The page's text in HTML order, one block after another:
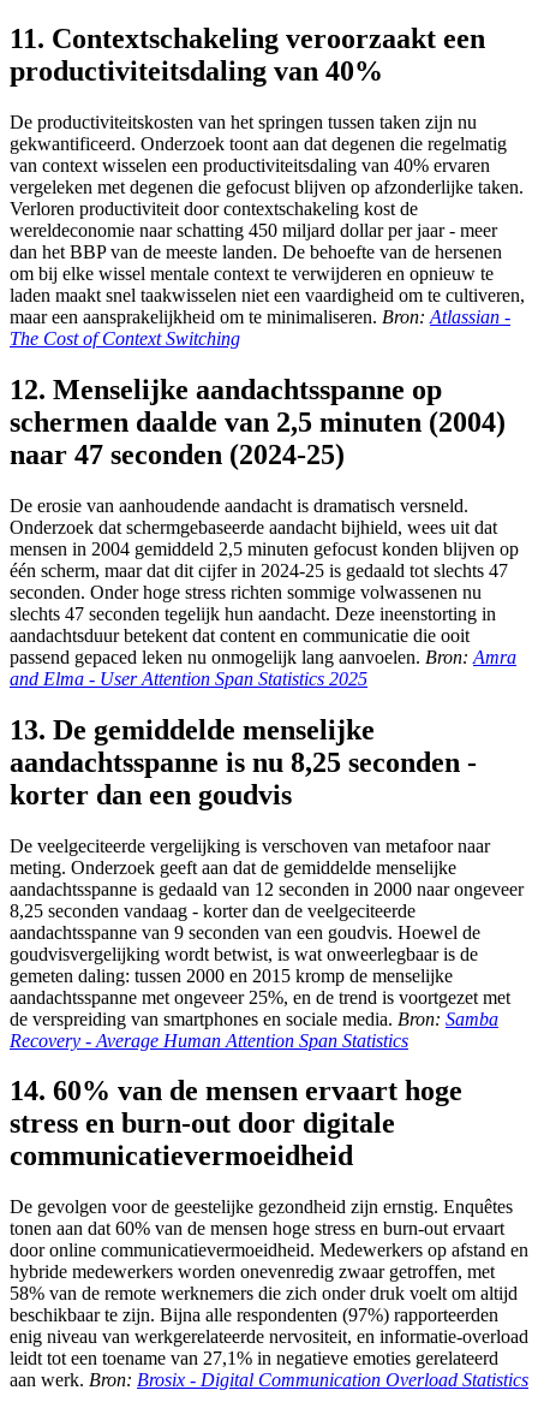
11. Contextschakeling veroorzaakt een
productiviteitsdaling van 40%
De productiviteitskosten van het springen tussen taken zijn nu
gekwantificeerd. Onderzoek toont aan dat degenen die regelmatig
van context wisselen een productiviteitsdaling van 40% ervaren
vergeleken met degenen die gefocust blijven op afzonderlijke taken.
Verloren productiviteit door contextschakeling kost de
wereldeconomie naar schatting 450 miljard dollar per jaar - meer
dan het BBP van de meeste landen. De behoefte van de hersenen
om bij elke wissel mentale context te verwijderen en opnieuw te
laden maakt snel taakwisselen niet een vaardigheid om te cultiveren,
maar een aansprakelijkheid om te minimaliseren. Bron: Atlassian -
The Cost of Context Switching
12. Menselijke aandachtsspanne op
schermen daalde van 2,5 minuten (2004)
naar 47 seconden (2024-25)
De erosie van aanhoudende aandacht is dramatisch versneld.
Onderzoek dat schermgebaseerde aandacht bijhield, wees uit dat
mensen in 2004 gemiddeld 2,5 minuten gefocust konden blijven op
één scherm, maar dat dit cijfer in 2024-25 is gedaald tot slechts 47
seconden. Onder hoge stress richten sommige volwassenen nu
slechts 47 seconden tegelijk hun aandacht. Deze ineenstorting in
aandachtsduur betekent dat content en communicatie die ooit
passend gepaced leken nu onmogelijk lang aanvoelen. Bron: Amra
and Elma - User Attention Span Statistics 2025
13. De gemiddelde menselijke
aandachtsspanne is nu 8,25 seconden -
korter dan een goudvis
De veelgeciteerde vergelijking is verschoven van metafoor naar
meting. Onderzoek geeft aan dat de gemiddelde menselijke
aandachtsspanne is gedaald van 12 seconden in 2000 naar ongeveer
8,25 seconden vandaag - korter dan de veelgeciteerde
aandachtsspanne van 9 seconden van een goudvis. Hoewel de
goudvisvergelijking wordt betwist, is wat onweerlegbaar is de
gemeten daling: tussen 2000 en 2015 kromp de menselijke
aandachtsspanne met ongeveer 25%, en de trend is voortgezet met
de verspreiding van smartphones en sociale media. Bron: Samba
Recovery - Average Human Attention Span Statistics
14. 60% van de mensen ervaart hoge
stress en burn-out door digitale
communicatievermoeidheid
De gevolgen voor de geestelijke gezondheid zijn ernstig. Enquêtes
tonen aan dat 60% van de mensen hoge stress en burn-out ervaart
door online communicatievermoeidheid. Medewerkers op afstand en
hybride medewerkers worden onevenredig zwaar getroffen, met
58% van de remote werknemers die zich onder druk voelt om altijd
beschikbaar te zijn. Bijna alle respondenten (97%) rapporteerden
enig niveau van werkgerelateerde nervositeit, en informatie-overload
leidt tot een toename van 27,1% in negatieve emoties gerelateerd
aan werk. Bron: Brosix - Digital Communication Overload Statistics